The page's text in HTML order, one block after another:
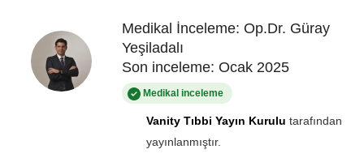
Medikal İnceleme: Op.Dr. Güray
Yeşiladalı
Son inceleme: Ocak 2025
Medikal inceleme
Vanity Tıbbi Yayın Kurulu tarafından
yayınlanmıştır.